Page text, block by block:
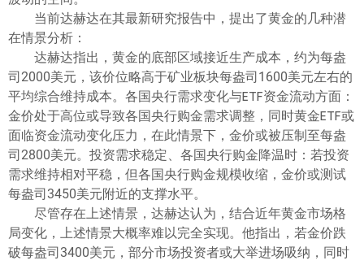
当前达赫达在其最新研究报告中，提出了黄金的几种潜
在情景分析：
达赫达指出，黄金的底部区域接近生产成本，约为每盎
司2000美元，该价位略高于矿业板块每盎司1600美元左右的
平均综合维持成本。各国央行需求变化与ETF资金流动方面：
金价处于高位或导致各国央行购金需求调整，同时黄金ETF或
面临资金流动变化压力，在此情景下，金价或被压制至每盎
司2800美元。投资需求稳定、各国央行购金降温时：若投资
需求维持相对平稳，但各国央行购金规模收缩，金价或测试
每盎司3450美元附近的支撑水平。
尽管存在上述情景，达赫达认为，结合近年黄金市场格
局变化，上述情景大概率难以完全实现。他指出，若金价跌
破每盎司3400美元，部分市场投资者或大举进场吸纳，同时